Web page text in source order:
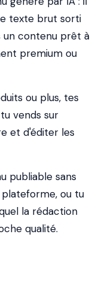
texte brut sorti
un contenu prêt à
premium ou
ou plus, tes
vends sur
et d'éditer les
publiable sans
ou tu
la rédaction
qualité.